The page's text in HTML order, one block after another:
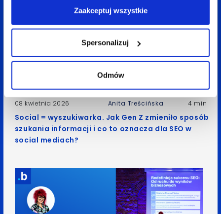
Zaakceptuj wszystkie
Spersonalizuj
Odmów
08 kwietnia 2026 Anita Treścińska 4 min
Social = wyszukiwarka. Jak Gen Z zmieniło sposób
szukania informacji i co to oznacza dla SEO w
social mediach?